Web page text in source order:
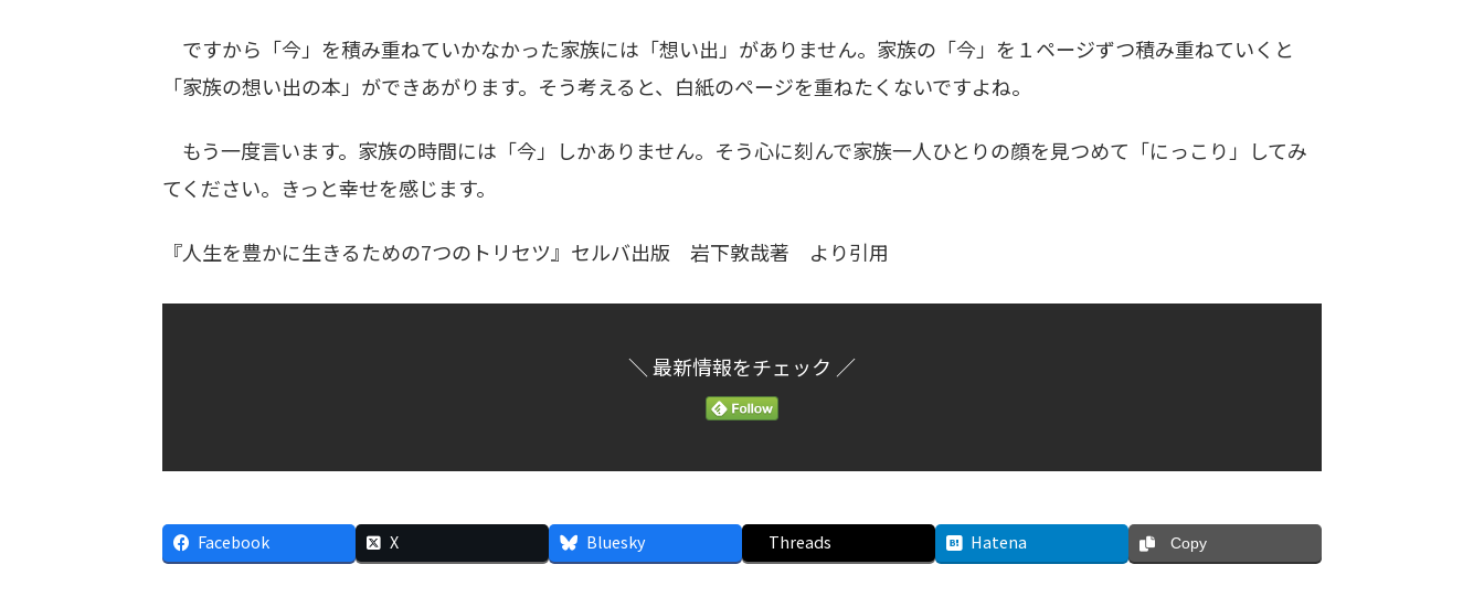
ですから「今」を積み重ねていかなかった家族には「想い出」がありません。家族の「今」を１ページずつ積み重ねていくと
「家族の想い出の本」ができあがります。そう考えると、白紙のページを重ねたくないですよね。
もう一度言います。家族の時間には「今」しかありません。そう心に刻んで家族一人ひとりの顔を見つめて「にっこり」してみ
てください。きっと幸せを感じます。
『人生を豊かに生きるための7つのトリセツ』セルバ出版 岩下敦哉著 より引用
＼ 最新情報をチェック ／
Facebook X Bluesky Threads Hatena Copy